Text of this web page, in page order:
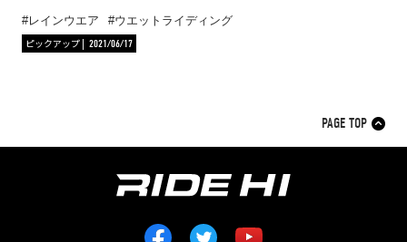
レインウエア
ウエットライディング
ピックアップ
2021/06/17
PAGE TOP